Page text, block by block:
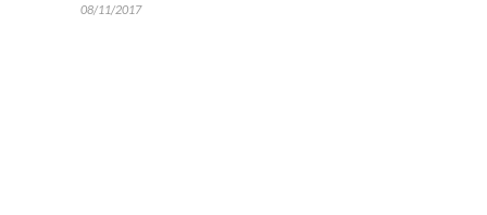
08/11/2017